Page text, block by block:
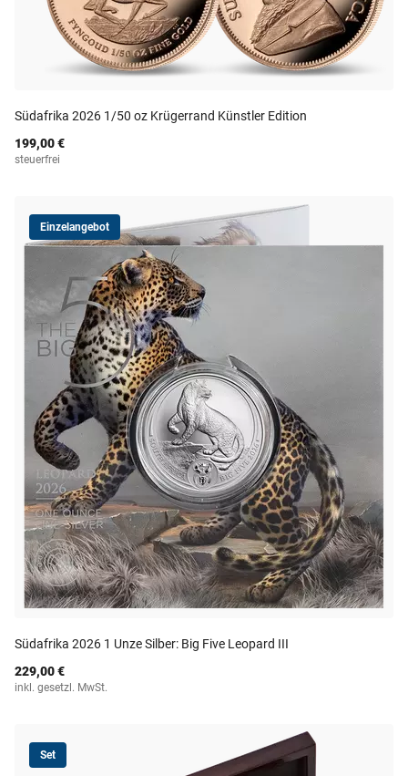
Südafrika 2026 1/50 oz Krügerrand Künstler Edition
199,00 €
steuerfrei
Einzelangebot
Südafrika 2026 1 Unze Silber: Big Five Leopard III
229,00 €
inkl. gesetzl. MwSt.
Set